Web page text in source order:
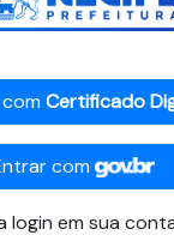
Certificado
com
login em sua